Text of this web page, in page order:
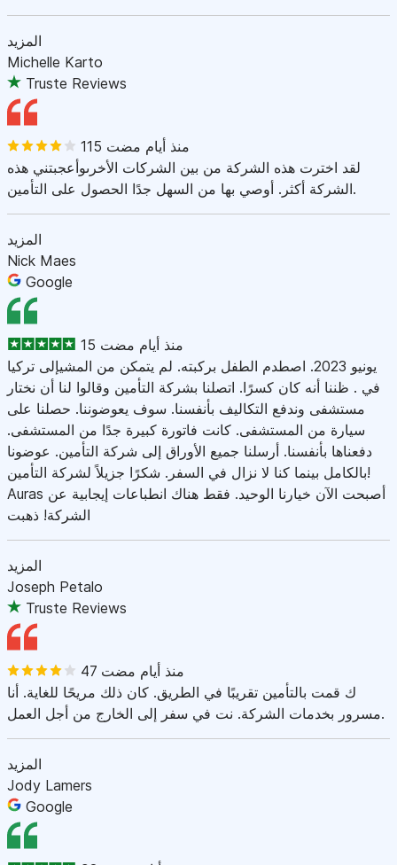
المزيد
Michelle Karto
Truste Reviews
115 منذ أيام مضت
لقد اخترت هذه الشركة من بين الشركات الأخرىوأعجبتني هذه
الشركة أكثر. أوصي بها من السهل جدًا الحصول على التأمين.
المزيد
Nick Maes
Google
15 منذ أيام مضت
يونيو 2023. اصطدم الطفل بركبته. لم يتمكن من المشيإلى تركيا
في . ظننا أنه كان كسرًا. اتصلنا بشركة التأمين وقالوا لنا أن نختار
مستشفى وندفع التكاليف بأنفسنا. سوف يعوضوننا. حصلنا على
سيارة من المستشفى. كانت فاتورة كبيرة جدًا من المستشفى.
دفعناها بأنفسنا. أرسلنا جميع الأوراق إلى شركة التأمين. عوضونا
بالكامل بينما كنا لا نزال في السفر. شكرًا جزيلاً لشركة التأمين!
Auras أصبحت الآن خيارنا الوحيد. فقط هناك انطباعات إيجابية عن
الشركة! ذهبت
المزيد
Joseph Petalo
Truste Reviews
47 منذ أيام مضت
ك قمت بالتأمين تقريبًا في الطريق. كان ذلك مريحًا للغاية. أنا
مسرور بخدمات الشركة. نت في سفر إلى الخارج من أجل العمل.
المزيد
Jody Lamers
Google